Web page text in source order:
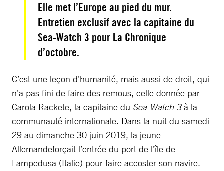
Elle met l’Europe au pied du mur.
Entretien exclusif avec la capitaine du
Sea-Watch 3 pour La Chronique
d’octobre.
C’est une leçon d’humanité, mais aussi de droit, qui
n’a pas fini de faire des remous, celle donnée par
Carola Rackete, la capitaine du Sea-Watch 3à la
communauté internationale. Dans la nuit du samedi
29 au dimanche 30 juin 2019, la jeune
Allemandeforçait l’entrée du port de l’île de
Lampedusa (Italie) pour faire accoster son navire.